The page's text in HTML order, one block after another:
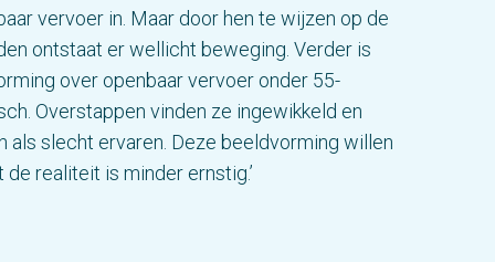
vervoer in. Maar door hen te wijzen op de
ontstaat er wellicht beweging. Verder is
over openbaar vervoer onder 55-
Overstappen vinden ze ingewikkeld en
als slecht ervaren. Deze beeldvorming willen
realiteit is minder ernstig.’